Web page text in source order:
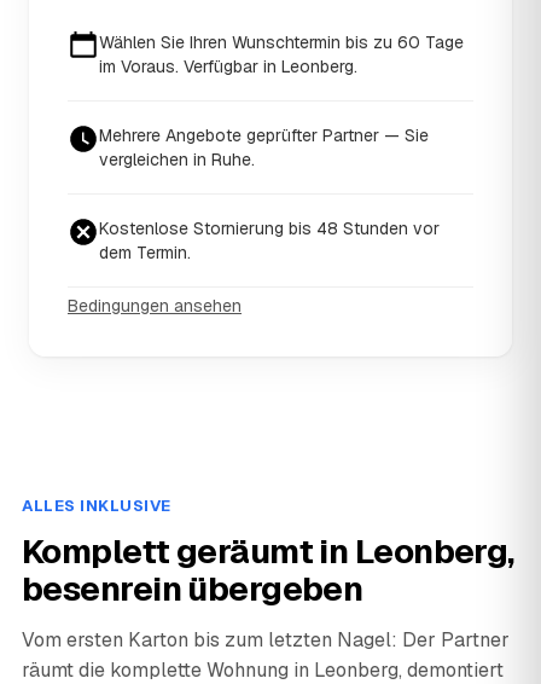
Wählen Sie Ihren Wunschtermin bis zu 60 Tage
im Voraus. Verfügbar in Leonberg.
Mehrere Angebote geprüfter Partner — Sie
vergleichen in Ruhe.
Kostenlose Stornierung bis 48 Stunden vor
dem Termin.
Bedingungen ansehen
ALLES INKLUSIVE
Komplett geräumt in Leonberg,
besenrein übergeben
Vom ersten Karton bis zum letzten Nagel: Der Partner
räumt die komplette Wohnung in Leonberg, demontiert